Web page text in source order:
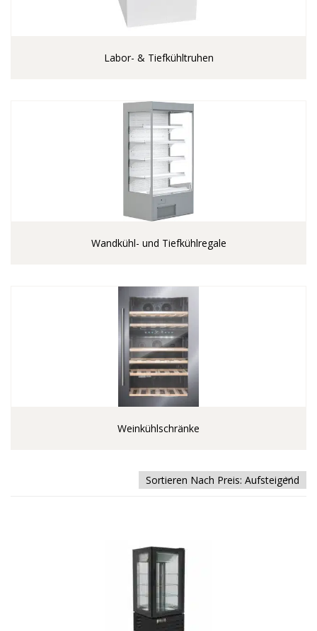
Labor- & Tiefkühltruhen
Wandkühl- und Tiefkühlregale
Weinkühlschränke